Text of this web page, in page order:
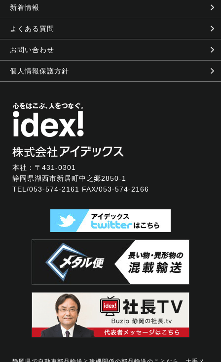
新着情報
よくある質問
お問い合わせ
個人情報保護方針
本社：〒431-0301
静岡県湖西市新居町中之郷2850-1
TEL/053-574-2161 FAX/053-574-2166